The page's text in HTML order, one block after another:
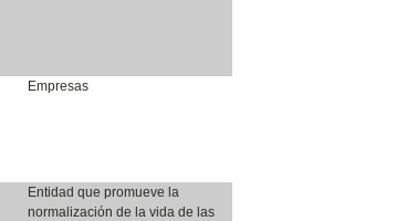
Empresas
Entidad que promueve la
normalización de la vida de las